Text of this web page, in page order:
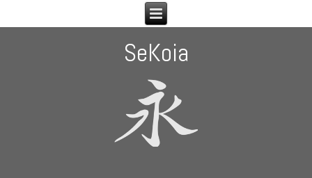
SeKoia